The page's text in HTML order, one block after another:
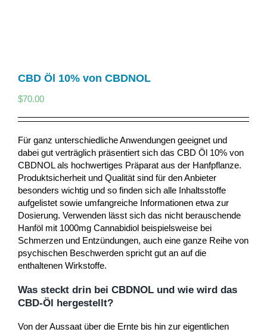
CBD Öl 10% von CBDNOL
$70.00
Für ganz unterschiedliche Anwendungen geeignet und
dabei gut verträglich präsentiert sich das CBD Öl 10% von
CBDNOL als hochwertiges Präparat aus der Hanfpflanze.
Produktsicherheit und Qualität sind für den Anbieter
besonders wichtig und so finden sich alle Inhaltsstoffe
aufgelistet sowie umfangreiche Informationen etwa zur
Dosierung. Verwenden lässt sich das nicht berauschende
Hanföl mit 1000mg Cannabidiol beispielsweise bei
Schmerzen und Entzündungen, auch eine ganze Reihe von
psychischen Beschwerden spricht gut an auf die
enthaltenen Wirkstoffe.
Was steckt drin bei CBDNOL und wie wird das
CBD-Öl hergestellt?
Von der Aussaat über die Ernte bis hin zur eigentlichen